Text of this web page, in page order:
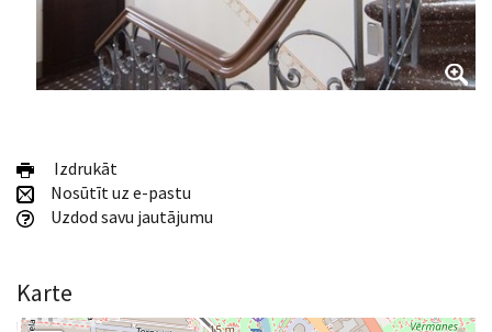
Izdrukāt
Nosūtīt uz e-pastu
Uzdod savu jautājumu
Karte